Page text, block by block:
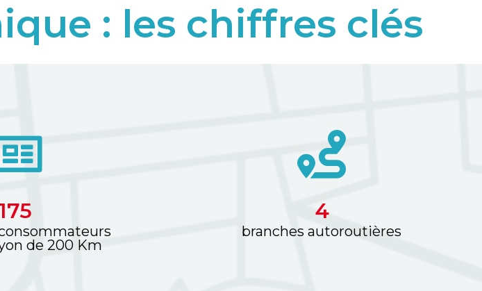
: les chiffres clés
de 200 Km
5
branches autoroutières